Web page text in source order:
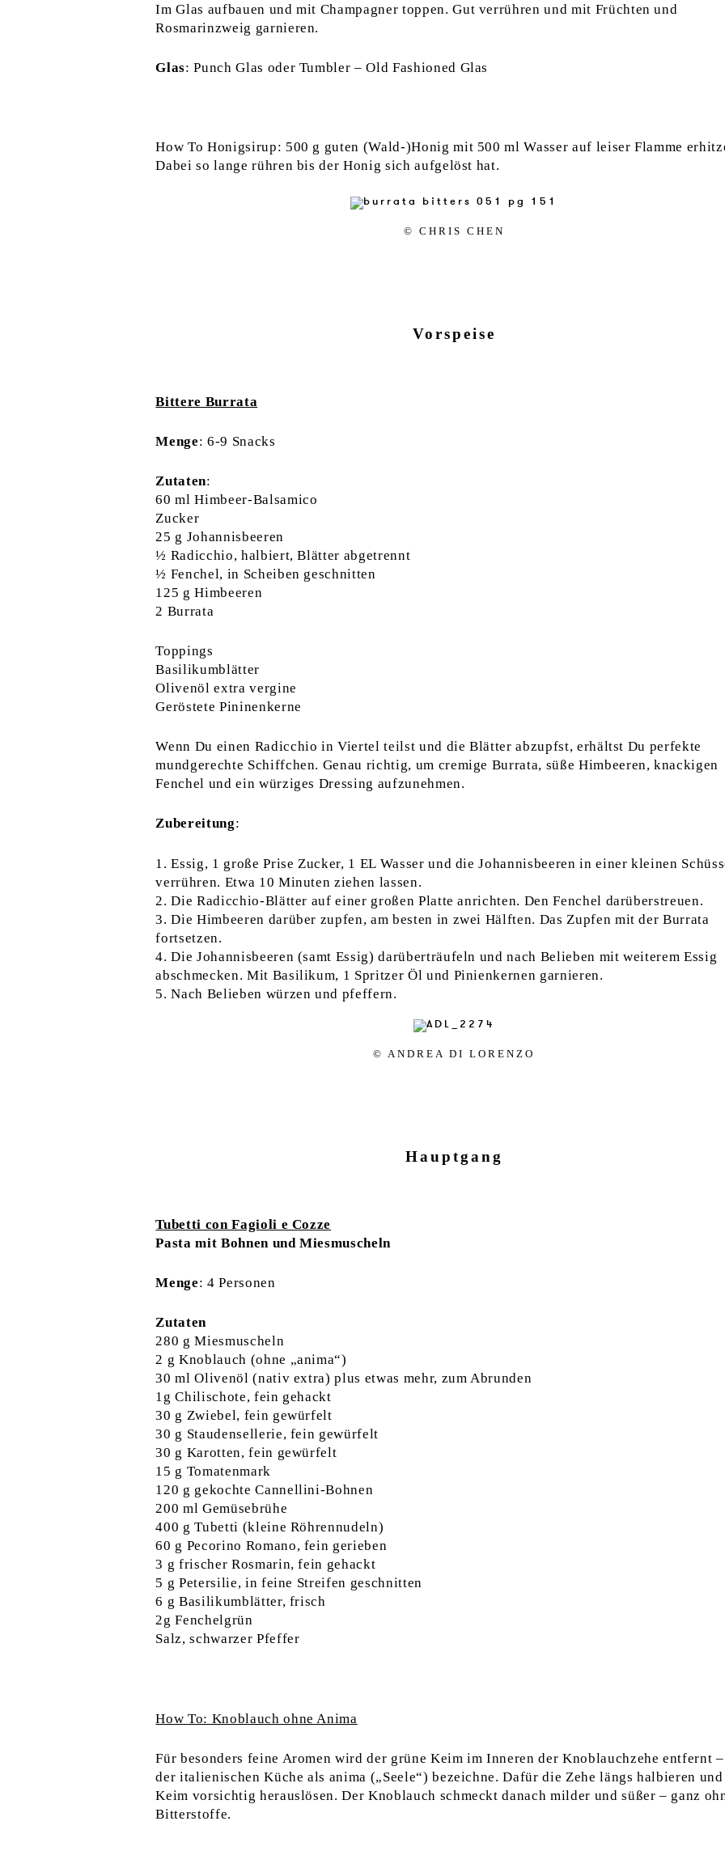
Im Glas aufbauen und mit Champagner toppen. Gut verrühren und mit Früchten und
Rosmarinzweig garnieren.
Glas: Punch Glas oder Tumbler – Old Fashioned Glas
How To Honigsirup: 500 g guten (Wald-)Honig mit 500 ml Wasser auf leiser Flamme
Dabei so lange rühren bis der Honig sich aufgelöst hat.
© CHRIS CHEN
Vorspeise
Bittere Burrata
Menge: 6-9 Snacks
Zutaten:
60 ml Himbeer-Balsamico
Zucker
25 g Johannisbeeren
½ Radicchio, halbiert, Blätter abgetrennt
½ Fenchel, in Scheiben geschnitten
125 g Himbeeren
2 Burrata
Toppings
Basilikumblätter
Olivenöl extra vergine
Geröstete Pininenkerne
Wenn Du einen Radicchio in Viertel teilst und die Blätter abzupfst, erhältst Du perfekte
mundgerechte Schiffchen. Genau richtig, um cremige Burrata, süße Himbeeren, knackigen
Fenchel und ein würziges Dressing aufzunehmen.
Zubereitung:
Essig, 1 große Prise Zucker, 1 EL Wasser und die Johannisbeeren in einer kleinen
verrühren. Etwa 10 Minuten ziehen lassen.
Die Radicchio-Blätter auf einer großen Platte anrichten. Den Fenchel darüberstreuen.
Die Himbeeren darüber zupfen, am besten in zwei Hälften. Das Zupfen mit der Burrata
fortsetzen.
Die Johannisbeeren (samt Essig) darüberträufeln und nach Belieben mit weiterem Essig
abschmecken. Mit Basilikum, 1 Spritzer Öl und Pinienkernen garnieren.
Nach Belieben würzen und pfeffern.
© AN­DREA DI LO­RENZO
Hauptgang
Tubetti con Fagioli e Cozze
Pasta mit Bohnen und Miesmuscheln
Menge: 4 Personen
Zutaten
280 g Miesmuscheln
2 g Knoblauch (ohne „anima“)
30 ml Olivenöl (nativ extra) plus etwas mehr, zum Abrunden
1g Chilischote, fein gehackt
30 g Zwiebel, fein gewürfelt
30 g Staudensellerie, fein gewürfelt
30 g Karotten, fein gewürfelt
15 g Tomatenmark
120 g gekochte Cannellini-Bohnen
200 ml Gemüsebrühe
400 g Tubetti (kleine Röhrennudeln)
60 g Pecorino Romano, fein gerieben
3 g frischer Rosmarin, fein gehackt
5 g Petersilie, in feine Streifen geschnitten
6 g Basilikumblätter, frisch
2g Fenchelgrün
Salz, schwarzer Pfeffer
How To: Knoblauch ohne Anima
Für besonders feine Aromen wird der grüne Keim im Inneren der Knoblauchzehe entfernt
der italienischen Küche als anima („Seele“) bezeichne. Dafür die Zehe längs halbieren
Keim vorsichtig herauslösen. Der Knoblauch schmeckt danach milder und süßer – ganz
Bitterstoffe.